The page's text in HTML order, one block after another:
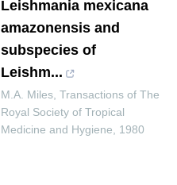
Leishmania mexicana
amazonensis and
subspecies of
Leishm...
M.A. Miles Transactions of The
Royal Society of Tropical
Medicine and Hygiene
1980